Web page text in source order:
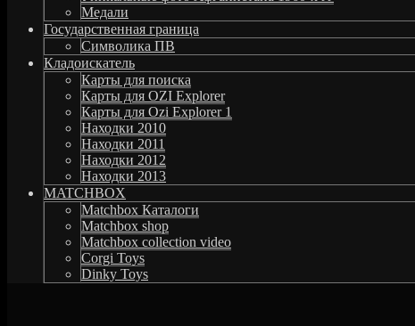
Медали
Государственная граница
Символика ПВ
Кладоискатель
Карты для поиска
Карты для OZI Explorer
Карты для Ozi Explorer 1
Находки 2010
Находки 2011
Находки 2012
Находки 2013
MATCHBOX
Matchbox Каталоги
Matchbox shop
Matchbox collection video
Corgi Toys
Dinky Toys